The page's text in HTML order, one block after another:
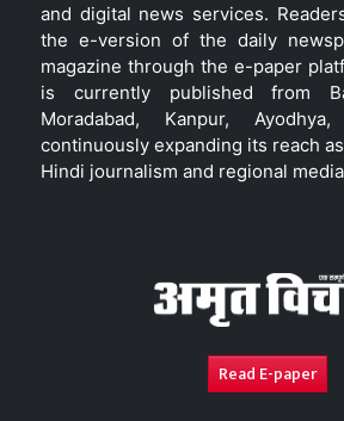
and digital news services.
the e-version of the daily
magazine through the e-paper
is currently published from
Moradabad, Kanpur,
continuously expanding its reach
Hindi journalism and regional
Read E-paper